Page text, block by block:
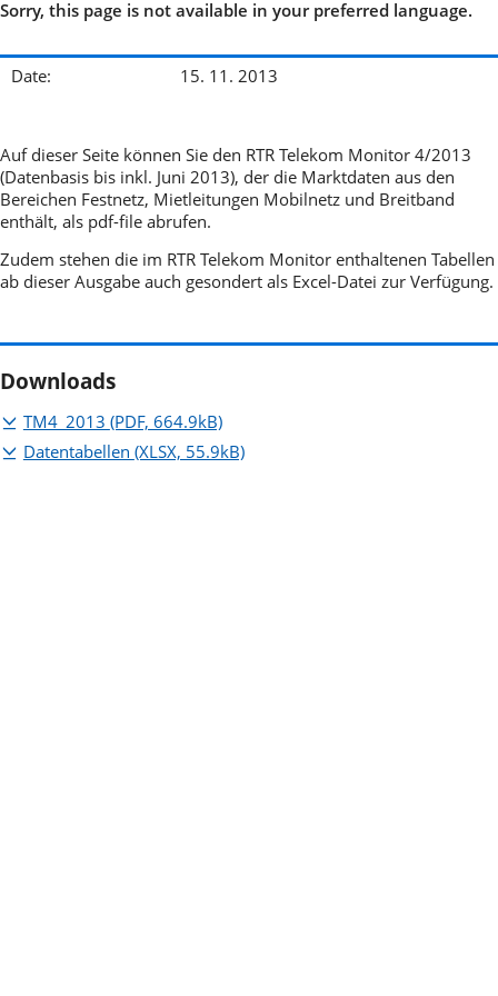
Sorry, this page is not available in your preferred language.
Date: 15. 11. 2013
Auf dieser Seite können Sie den RTR Telekom Monitor 4/2013
(Datenbasis bis inkl. Juni 2013), der die Marktdaten aus den
Bereichen Festnetz, Mietleitungen Mobilnetz und Breitband
enthält, als pdf-file abrufen.
Zudem stehen die im RTR Telekom Monitor enthaltenen Tabellen
ab dieser Ausgabe auch gesondert als Excel-Datei zur Verfügung.
Downloads
TM4_2013 (PDF, 664.9kB)
Datentabellen (XLSX, 55.9kB)